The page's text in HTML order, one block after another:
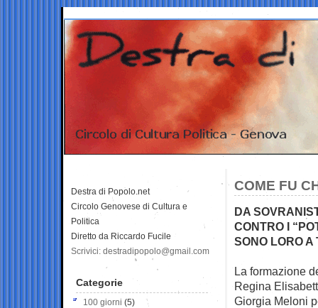
COME FU
DA
CONTRO I
SONO LORO
La formazione
Regina
Giorgia Meloni
Destra di Popolo.net
Circolo Genovese di Cultura e
Politica
Diretto da Riccardo Fucile
Scrivici: destradipopolo@gmail.com
Categorie
100 giorni (5)